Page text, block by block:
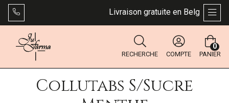
Livraison gratuite en Belgique
RECHERCHE COMPTE PANIER
0
Collutabs S/sucre